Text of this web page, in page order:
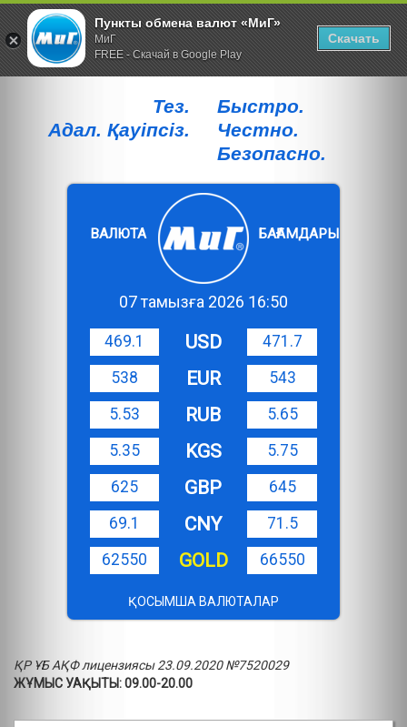
Тез.
Адал. Қауiпсiз.
Быстро.
Честно.
Безопасно.
ВАЛЮТА БАҒАМДАРЫ
07 тамызға 2026 16:50
469.1 USD
471.7
538
EUR
543
5.53
RUB
5.65
5.35
KGS
5.75
625
GBP
645
69.1
CNY
71.5
62550
GOLD 66550
ҚОСЫМША ВАЛЮТАЛАР
ҚР ҰБ АҚФ лицензиясы 23.09.2020 №7520029
ЖҰМЫС УАҚЫТЫ: 09.00-20.00
Пункты обмена валют «МиГ»
МиГ
FREE - Скачай в Google Play
Скачать